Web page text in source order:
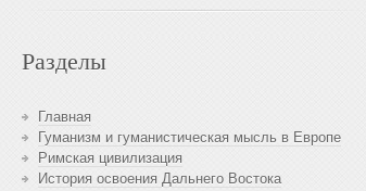
Разделы
Главная
Гуманизм и гуманистическая мысль в Европе
Римская цивилизация
История освоения Дальнего Востока